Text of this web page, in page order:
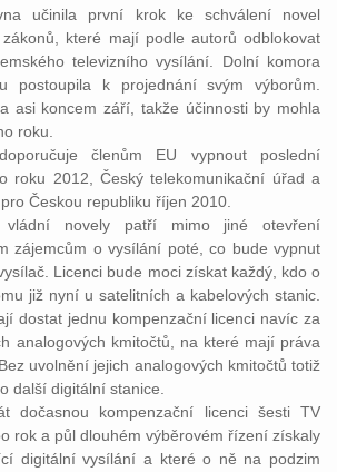
učinila první krok ke schválení novel
které mají podle autorů odblokovat
televizního vysílání. Dolní komora
postoupila k projednání svým výborům.
asi koncem září, takže účinnosti by mohla
roku.
členům EU vypnout poslední
roku 2012, Český telekomunikační úřad a
Českou republiku říjen 2010.
novely patří mimo jiné otevření
zájemcům o vysílání poté, co bude vypnut
Licenci bude moci získat každý, kdo o
již nyní u satelitních a kabelových stanic.
dostat jednu kompenzační licenci navíc za
analogových kmitočtů, na které mají práva
uvolnění jejich analogových kmitočtů totiž
další digitální stanice.
dočasnou kompenzační licenci šesti TV
rok a půl dlouhém výběrovém řízení získaly
digitální vysílání a které o ně na podzim